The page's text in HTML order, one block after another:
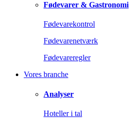
Fødevarer & Gastronomi
Fødevarekontrol
Fødevarenetværk
Fødevareregler
Vores branche
Analyser
Hoteller i tal